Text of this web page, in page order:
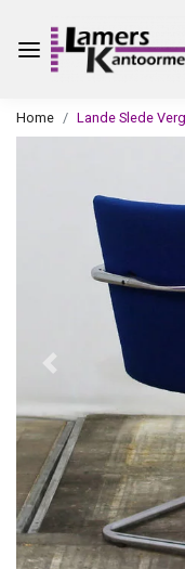
Home Lande Slede
Vorige